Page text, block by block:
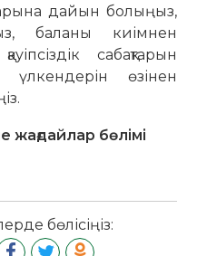
дайын болыңыз,
баланы киімнен
сабақтарын
үлкендерін өзінен
бөлімі
бөлісіңіз: